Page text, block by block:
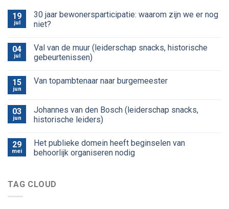
19
jul
30 jaar bewonersparticipatie: waarom zijn we er nog
niet?
04
jul
Val van de muur (leiderschap snacks, historische
gebeurtenissen)
15
jun
Van topambtenaar naar burgemeester
03
jun
Johannes van den Bosch (leiderschap snacks,
historische leiders)
29
mei
Het publieke domein heeft beginselen van
behoorlijk organiseren nodig
TAG CLOUD